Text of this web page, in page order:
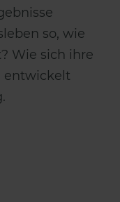
so, wie
Wie sich ihre
entwickelt